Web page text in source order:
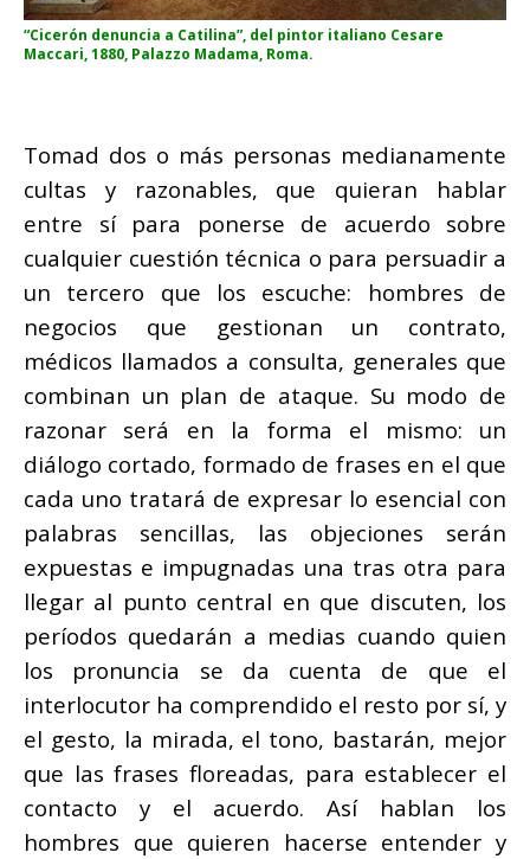
“Cicerón denuncia a Catilina”, del pintor italiano Cesare
Maccari, 1880, Palazzo Madama, Roma.
Tomad dos o más personas medianamente
cultas y razonables, que quieran hablar
entre sí para ponerse de acuerdo sobre
cualquier cuestión técnica o para persuadir a
un tercero que los escuche: hombres de
negocios que gestionan un contrato,
médicos llamados a consulta, generales que
combinan un plan de ataque. Su modo de
razonar será en la forma el mismo: un
diálogo cortado, formado de frases en el que
cada uno tratará de expresar lo esencial con
palabras sencillas, las objeciones serán
expuestas e impugnadas una tras otra para
llegar al punto central en que discuten, los
períodos quedarán a medias cuando quien
los pronuncia se da cuenta de que el
interlocutor ha comprendido el resto por sí, y
el gesto, la mirada, el tono, bastarán, mejor
que las frases floreadas, para establecer el
contacto y el acuerdo. Así hablan los
hombres que quieren hacerse entender y